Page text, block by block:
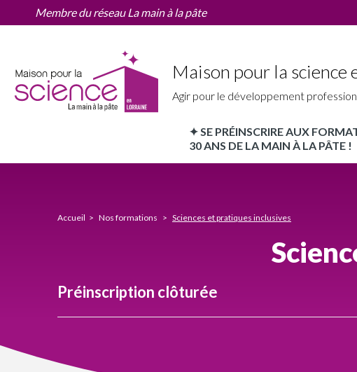
SciencesMembre du réseau La main à la pâte
Maison pour la science
Agir pour le développement
MPLS
principale
✦ SE PRÉINSCRIRE AUX
30 ANS DE LA MAIN À LA PÂTE !
Accueil Nos formations Sciences et pratiques inclusives
Préinscription clôturée